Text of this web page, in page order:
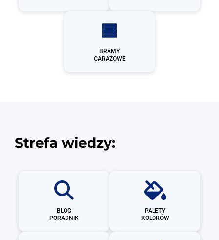
BRAMY
GARAŻOWE
Strefa wiedzy:
BLOG
PORADNIK
PALETY
KOLORÓW